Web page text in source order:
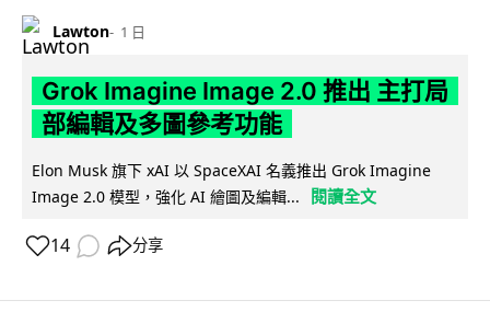
Lawton 1 日
Grok Imagine Image 2.0 推出 主打局
部編輯及多圖參考功能
Elon Musk 旗下 xAI 以 SpaceXAI 名義推出 Grok Imagine
Image 2.0 模型，強化 AI 繪圖及編輯...
閱讀全文
14 分享